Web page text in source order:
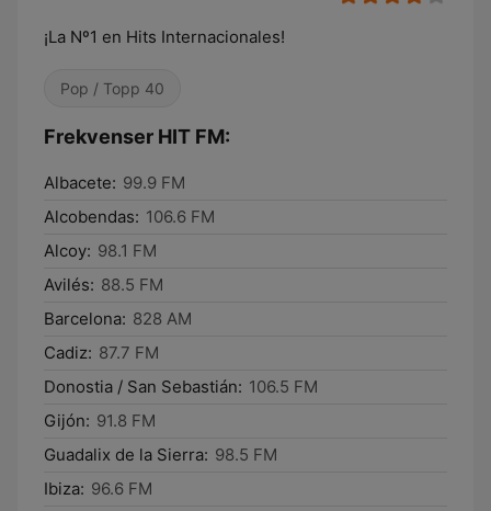
¡La Nº1 en Hits Internacionales!
Pop / Topp 40
Frekvenser HIT FM:
Albacete: 99.9 FM
Alcobendas: 106.6 FM
Alcoy: 98.1 FM
Avilés: 88.5 FM
Barcelona: 828 AM
Cadiz: 87.7 FM
Donostia / San Sebastián: 106.5 FM
Gijón: 91.8 FM
Guadalix de la Sierra: 98.5 FM
Ibiza: 96.6 FM